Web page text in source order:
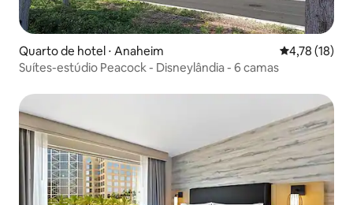
Quarto de hotel ⋅ Anaheim 4,78 de uma
4,78 (18)
Suítes-estúdio Peacock - Disneylândia - 6 camas